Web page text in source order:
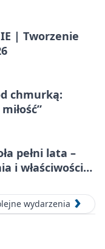
| Tworzenie
chmurką:
pełni lata –
i właściwości
wydarzenia